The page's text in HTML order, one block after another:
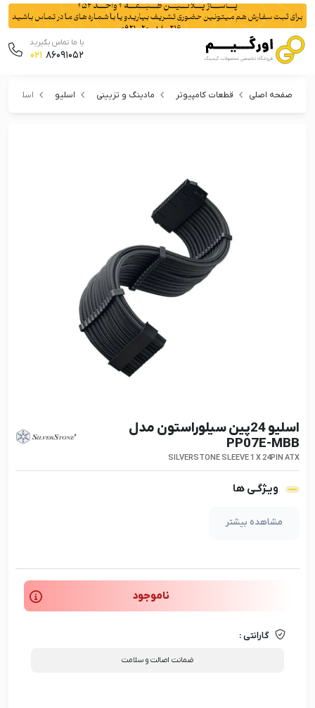
با ما تماس بگیرید
021 86091052
صفحه اصلی قطعات کامپیوتر مادینگ و تزیینی اسلیو اسلیو 24پین سیلوراستون مدل PP07E-MBB
اسلیو 24پین سیلوراستون مدل
PP07E-MBB
SILVERSTONE SLEEVE 1 X 24PIN ATX
ویـژگـی ها
مشاهده بیشتر
ناموجود
گارانتی :
ضمانت اصالت و سلامت